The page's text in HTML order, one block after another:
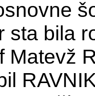
sta bila
Matevž